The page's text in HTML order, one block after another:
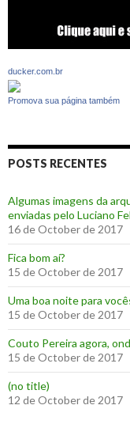
ducker.com.br
Promova sua página também
POSTS RECENTES
Algumas imagens da
enviadas pelo Luciano
16 de October de 2017
‪Fica bom aí?‬
15 de October de 2017
Uma boa noite para
15 de October de 2017
‪Couto Pereira agora,
15 de October de 2017
(no title)
12 de October de 2017